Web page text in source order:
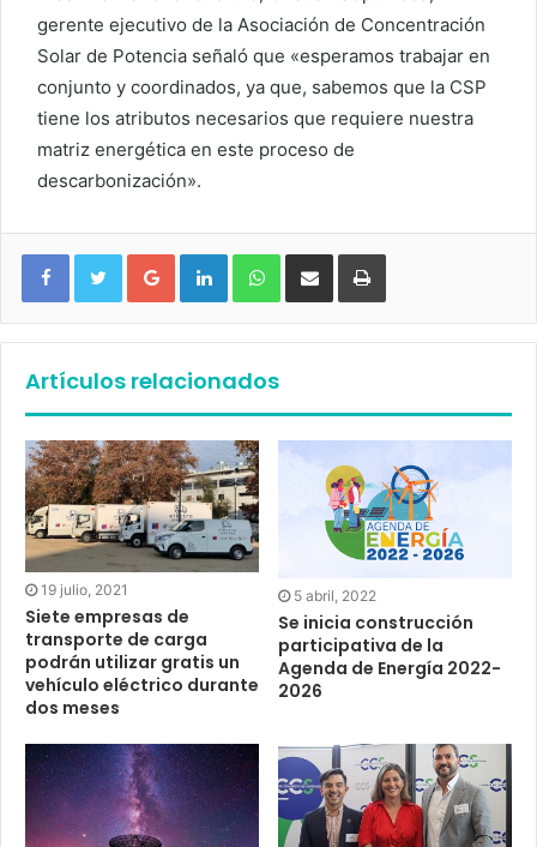
gerente ejecutivo de la Asociación de Concentración
Solar de Potencia señaló que «esperamos trabajar en
conjunto y coordinados, ya que, sabemos que la CSP
tiene los atributos necesarios que requiere nuestra
matriz energética en este proceso de
descarbonización».
Google+ LinkedIn WhatsApp
Artículos relacionados
19 julio, 2021
Siete empresas de
transporte de carga
podrán utilizar gratis un
vehículo eléctrico durante
dos meses
5 abril, 2022
Se inicia construcción
participativa de la
Agenda de Energía 2022-
2026